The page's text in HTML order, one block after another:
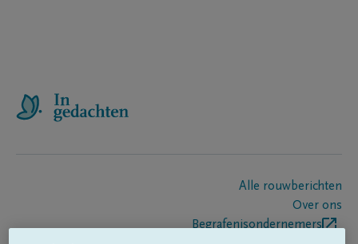
Alle rouwberichten
Over ons
Begrafenisondernemers